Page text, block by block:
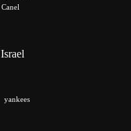
Israel
yankees